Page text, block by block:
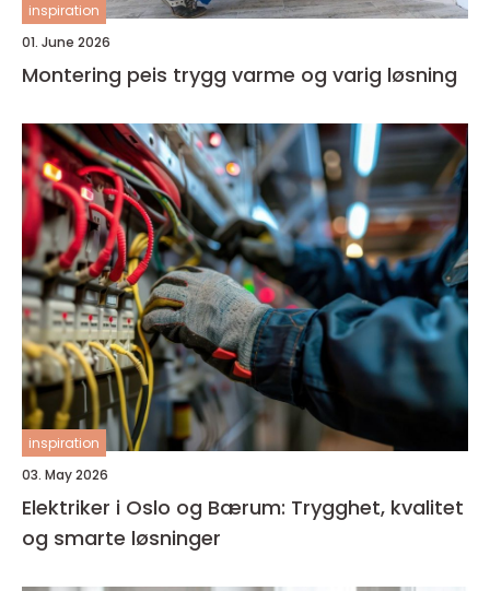
inspiration
01. June 2026
Montering peis trygg varme og varig løsning
inspiration
03. May 2026
Elektriker i Oslo og Bærum: Trygghet, kvalitet
og smarte løsninger